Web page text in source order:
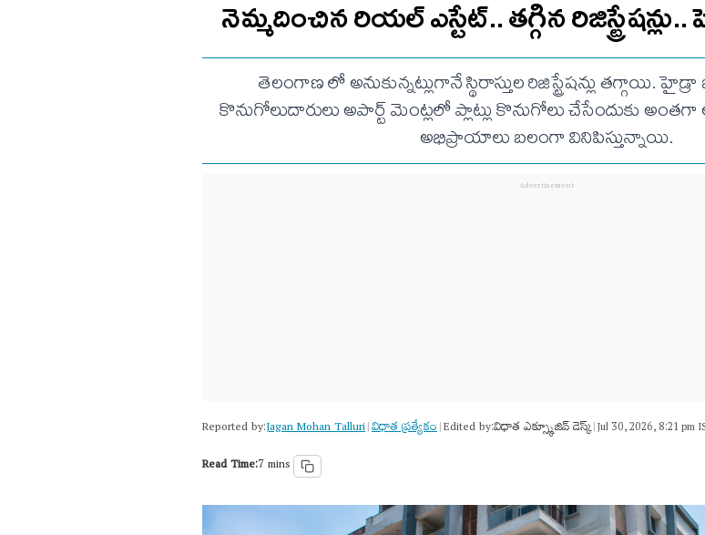
నెమ్మదించిన రియల్ ఎస్టేట్.. తగ్గిన
తెలంగాణ లో అనుకున్నట్లుగానే స్థిరాస్తుల రిజిస్ట్రేషన్లు తగ్గాయి.
కొనుగోలుదారులు అపార్ట్ మెంట్లలో ప్లాట్లు కొనుగోలు చేసేందుకు
అభిప్రాయాలు బలంగా వినిపిస్తున్నాయి.
Reported by:Jagan Mohan Talluri|విధాత ప్రత్యేకం|Edited by:విధాత ఎక్స్క్లూజివ్ డెస్క్|Jul 30, 2026, 8:21 pm
Read Time:7 mins